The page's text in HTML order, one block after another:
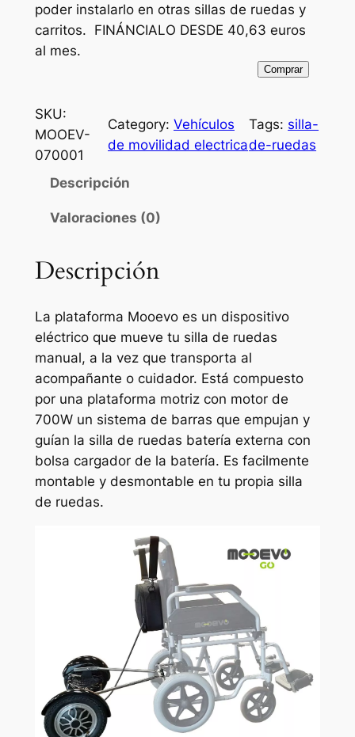
poder instalarlo en otras sillas de ruedas y
carritos. FINÁNCIALO DESDE 40,63 euros
al mes.
Comprar
SKU:
MOOEV-
070001
Category: Vehículos
de movilidad electrica
Tags: silla-
de-ruedas
Descripción
Valoraciones (0)
Descripción
La plataforma Mooevo es un dispositivo
eléctrico que mueve tu silla de ruedas
manual, a la vez que transporta al
acompañante o cuidador. Está compuesto
por una plataforma motriz con motor de
700W un sistema de barras que empujan y
guían la silla de ruedas batería externa con
bolsa cargador de la batería. Es facilmente
montable y desmontable en tu propia silla
de ruedas.